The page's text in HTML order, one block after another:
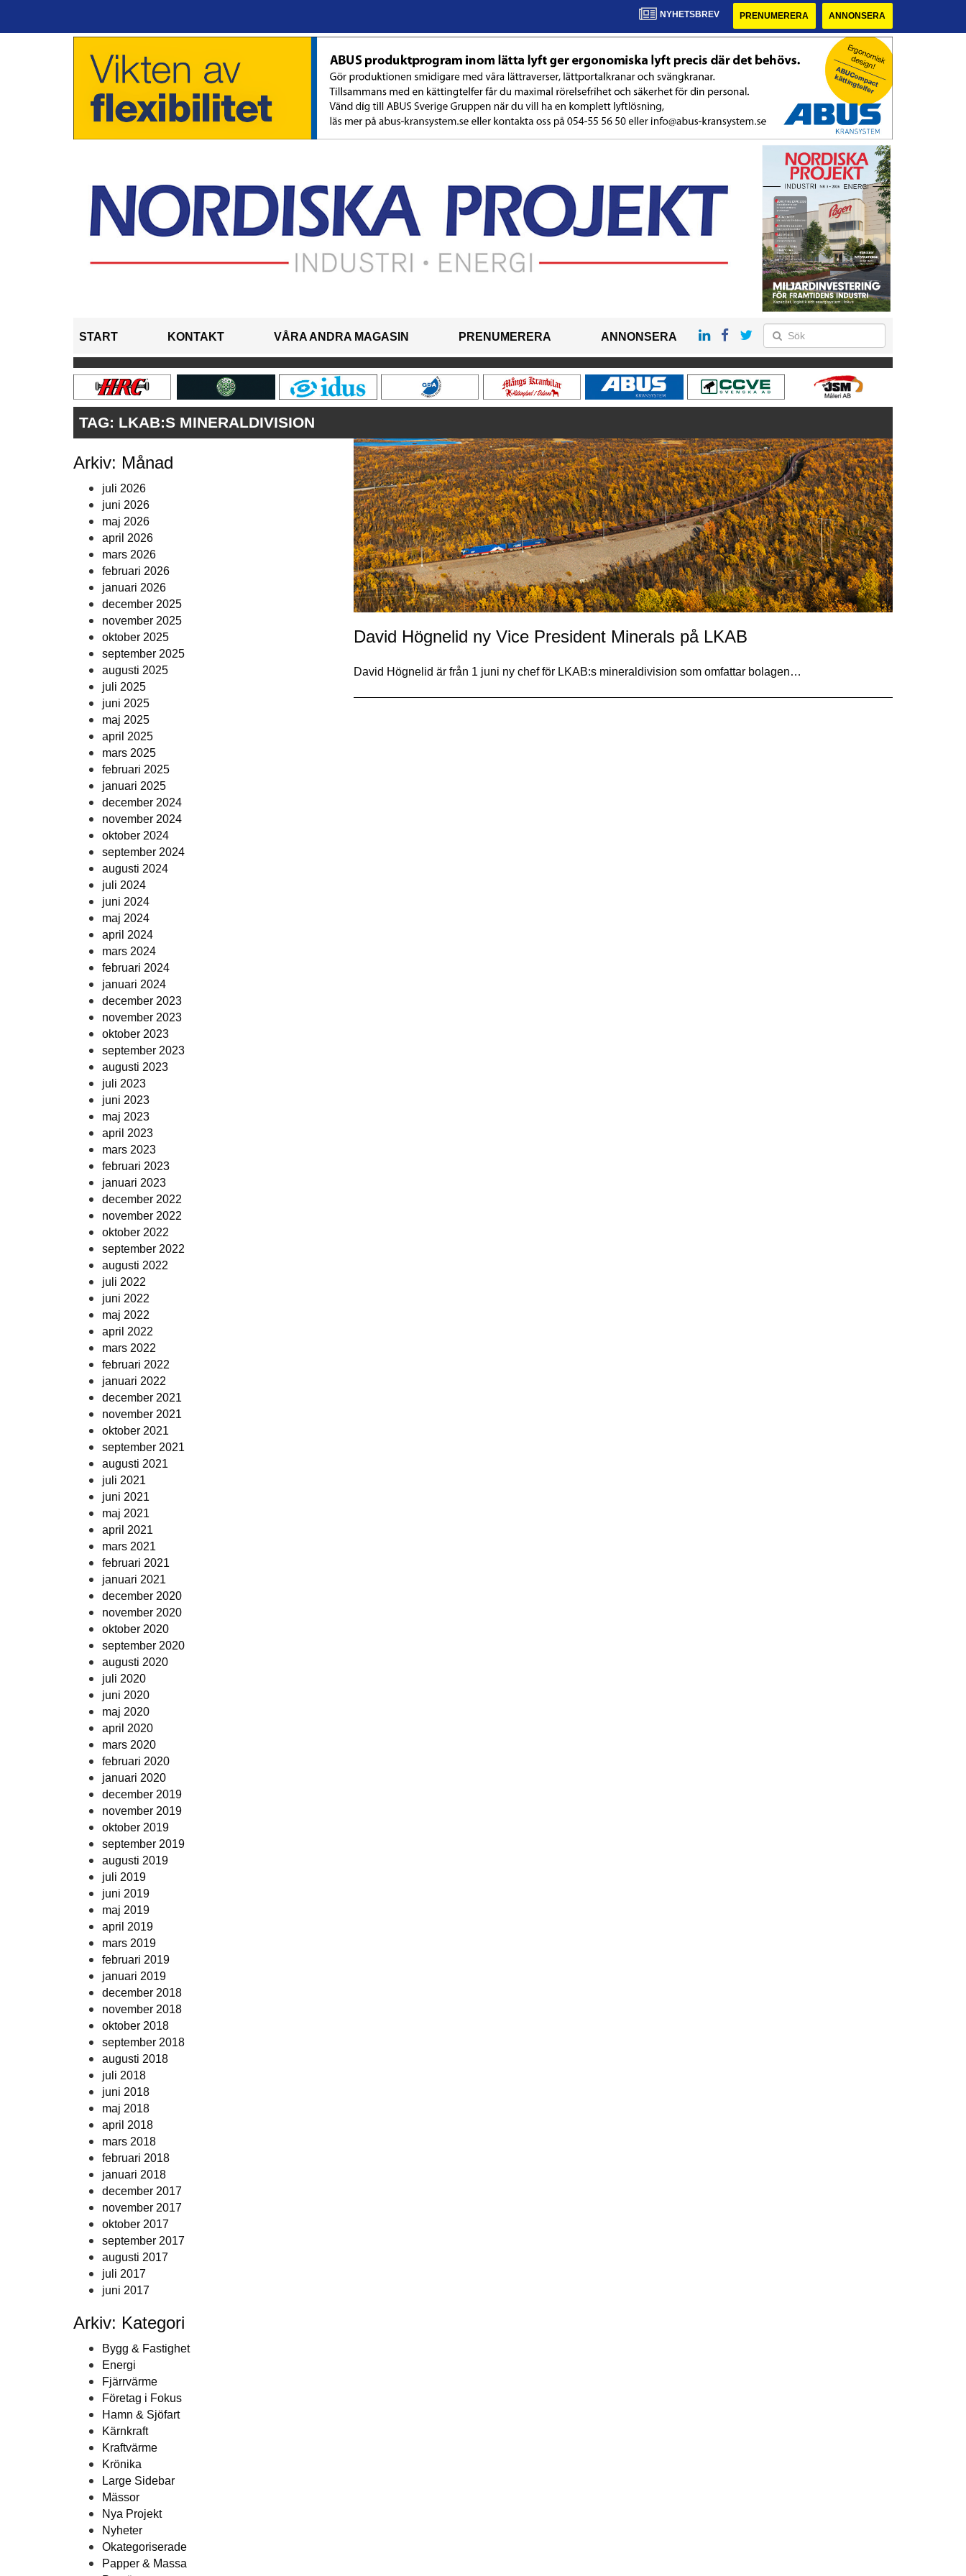
NYHETSBREV PRENUMERERA ANNONSERA
START KONTAKT VÅRA ANDRA MAGASIN PRENUMERERA ANNONSERA
TAG: LKAB:S MINERALDIVISION
Arkiv: Månad
juli 2026
juni 2026
maj 2026
april 2026
mars 2026
februari 2026
januari 2026
december 2025
november 2025
oktober 2025
september 2025
augusti 2025
juli 2025
juni 2025
maj 2025
april 2025
mars 2025
februari 2025
januari 2025
december 2024
november 2024
oktober 2024
september 2024
augusti 2024
juli 2024
juni 2024
maj 2024
april 2024
mars 2024
februari 2024
januari 2024
december 2023
november 2023
oktober 2023
september 2023
augusti 2023
juli 2023
juni 2023
maj 2023
april 2023
mars 2023
februari 2023
januari 2023
december 2022
november 2022
oktober 2022
september 2022
augusti 2022
juli 2022
juni 2022
maj 2022
april 2022
mars 2022
februari 2022
januari 2022
december 2021
november 2021
oktober 2021
september 2021
augusti 2021
juli 2021
juni 2021
maj 2021
april 2021
mars 2021
februari 2021
januari 2021
december 2020
november 2020
oktober 2020
september 2020
augusti 2020
juli 2020
juni 2020
maj 2020
april 2020
mars 2020
februari 2020
januari 2020
december 2019
november 2019
oktober 2019
september 2019
augusti 2019
juli 2019
juni 2019
maj 2019
april 2019
mars 2019
februari 2019
januari 2019
december 2018
november 2018
oktober 2018
september 2018
augusti 2018
juli 2018
juni 2018
maj 2018
april 2018
mars 2018
februari 2018
januari 2018
december 2017
november 2017
oktober 2017
september 2017
augusti 2017
juli 2017
juni 2017
Arkiv: Kategori
Bygg & Fastighet
Energi
Fjärrvärme
Företag i Fokus
Hamn & Sjöfart
Kärnkraft
Kraftvärme
Krönika
Large Sidebar
Mässor
Nya Projekt
Nyheter
Okategoriserade
Papper & Massa
David Högnelid ny Vice President Minerals på LKAB
David Högnelid är från 1 juni ny chef för LKAB:s mineraldivision som omfattar bolagen…